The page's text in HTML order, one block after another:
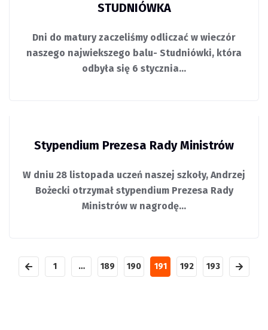
STUDNIÓWKA
Dni do matury zaczeliśmy odliczać w wieczór
naszego najwiekszego balu- Studniówki, która
odbyła się 6 stycznia…
Stypendium Prezesa Rady Ministrów
W dniu 28 listopada uczeń naszej szkoły, Andrzej
Bożecki otrzymał stypendium Prezesa Rady
Ministrów w nagrodę…
1 … 189 190 191 192 193